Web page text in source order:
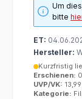
Um
bitte
ET:
Hersteller:
Kurzfristig
Erschienen:
UVP/VK:
Kategorie: